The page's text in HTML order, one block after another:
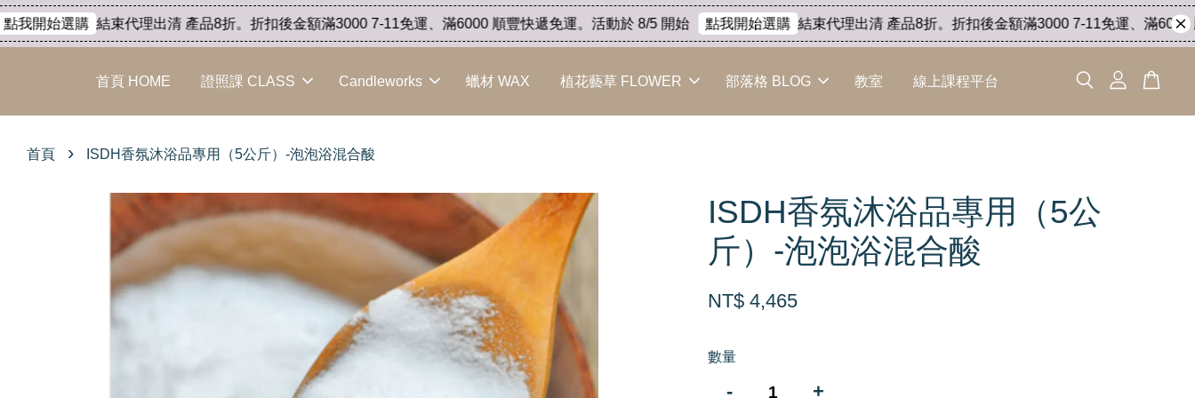
開始選購 結束代理出清 產品8折。折扣後金額滿3000 7-11免運、滿6000 順豐快遞免運。活動於 8/5 開始 點我開始選購 結束代理出清 產品8折。折扣後金額滿3000 7-11免運、滿6000
首頁 HOME 證照課 CLASS Candleworks 蠟材 WAX 植花藝草 FLOWER 部落格 BLOG 教室 線上課程平台
首頁 › ISDH香氛沐浴品專用（5公斤）-泡泡浴混合酸
ISDH香氛沐浴品專用（5公
斤）-泡泡浴混合酸
NT$ 4,465
數量
- +